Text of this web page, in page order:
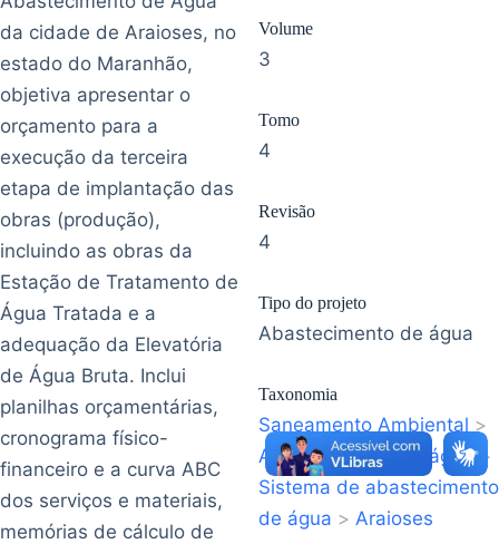
da cidade de Araioses, no
estado do Maranhão,
objetiva apresentar o
orçamento para a
execução da terceira
etapa de implantação das
obras (produção),
incluindo as obras da
Estação de Tratamento de
Água Tratada e a
adequação da Elevatória
de Água Bruta. Inclui
planilhas orçamentárias,
cronograma físico-
financeiro e a curva ABC
dos serviços e materiais,
memórias de cálculo de
Volume
3
Tomo
4
Revisão
4
Tipo do projeto
Abastecimento de água
Taxonomia
Saneamento Ambiental >
Abastecimento de água>
Sistema de abastecimento
de água > Araioses